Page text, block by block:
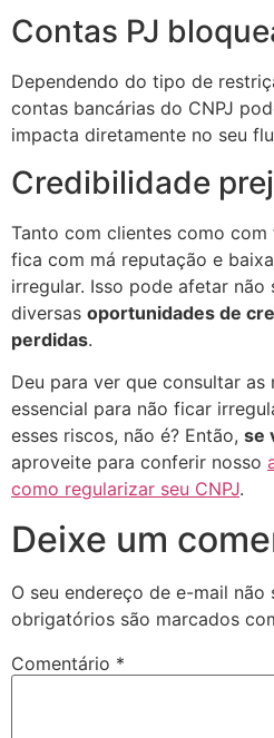
Contas PJ
Dependendo do tipo de
contas bancárias do CNPJ
impacta diretamente no seu
Credibilidade
Tanto com clientes como com
fica com má reputação e
irregular. Isso pode afetar não
diversas oportunidades de
perdidas.
Deu para ver que consultar as
essencial para não ficar
esses riscos, não é? Então, se
aproveite para conferir nosso
como regularizar seu CNPJ.
Deixe um
O seu endereço de e-mail não
obrigatórios são marcados
Comentário *